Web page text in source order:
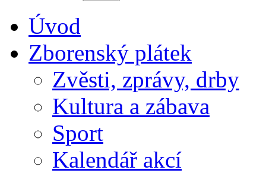
Úvod
Zborenský plátek
Zvěsti, zprávy, drby
Kultura a zábava
Sport
Kalendář akcí